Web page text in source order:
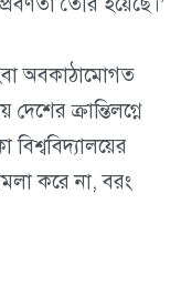
অবকাঠামোগত
দেশের ক্রান্তিলগ্নে
বিশ্ববিদ্যালয়ের
করে না, বরং